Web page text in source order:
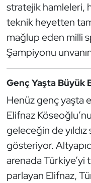
stratejik hamleleri,
teknik heyetten
mağlup eden milli
Şampiyonu
Genç Yaşta Büyük
Henüz genç yaşta
Elifnaz
geleceğin de yıldız
gösteriyor.
arenada Türkiye’yi
parlayan Elifnaz,
Kempo
Kick Boks
Kürek
Modern
Motor Sporları
Muay Thai